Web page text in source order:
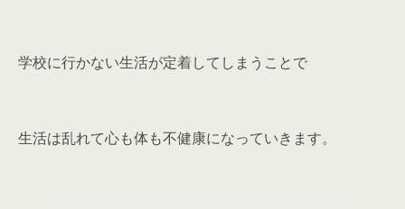
学校に行かない生活が定着してしまうことで
生活は乱れて心も体も不健康になっていきます。